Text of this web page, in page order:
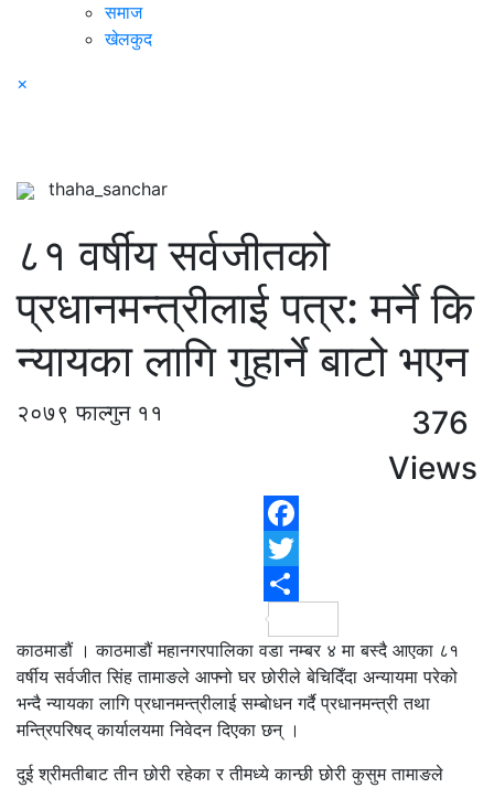
समाज
खेलकुद
×
thaha_sanchar
८१ वर्षीय सर्वजीतको
प्रधानमन्त्रीलाई पत्र: मर्ने कि
न्यायका लागि गुहार्ने बाटो भएन
२०७९ फाल्गुन ११
376
Views
काठमाडौं । काठमाडौं महानगरपालिका वडा नम्बर ४ मा बस्दै आएका ८१
वर्षीय सर्वजीत सिंह तामाङले आफ्नो घर छोरीले बेचिदिँदा अन्यायमा परेको
भन्दै न्यायका लागि प्रधानमन्त्रीलाई सम्बाेधन गर्दै प्रधानमन्त्री तथा
मन्त्रिपरिषद् कार्यालयमा निवेदन दिएका छन् ।
दुई श्रीमतीबाट तीन छोरी रहेका र तीमध्ये कान्छी छोरी कुसुम तामाङले